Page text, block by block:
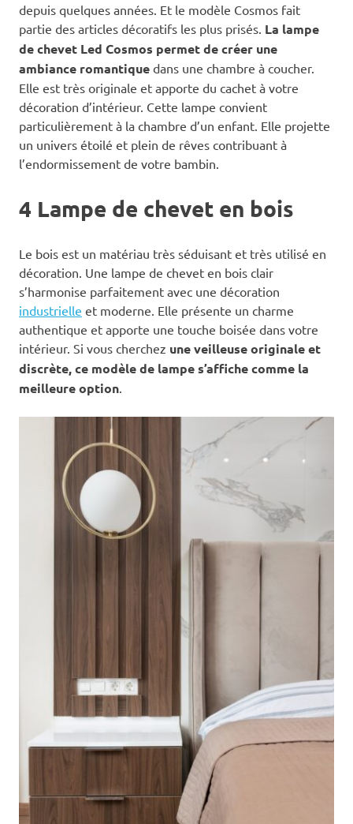
depuis quelques années. Et le modèle Cosmos fait
partie des articles décoratifs les plus prisés. La lampe
de chevet Led Cosmos permet de créer une
ambiance romantique dans une chambre à coucher.
Elle est très originale et apporte du cachet à votre
décoration d’intérieur. Cette lampe convient
particulièrement à la chambre d’un enfant. Elle projette
un univers étoilé et plein de rêves contribuant à
l’endormissement de votre bambin.
4 Lampe de chevet en bois
Le bois est un matériau très séduisant et très utilisé en
décoration. Une lampe de chevet en bois clair
s’harmonise parfaitement avec une décoration
industrielle et moderne. Elle présente un charme
authentique et apporte une touche boisée dans votre
intérieur. Si vous cherchez une veilleuse originale et
discrète, ce modèle de lampe s’affiche comme la
meilleure option.